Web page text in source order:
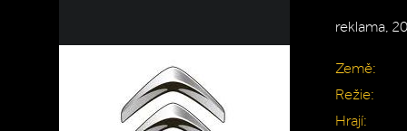
reklama,
Země:
Režie:
Hrají: